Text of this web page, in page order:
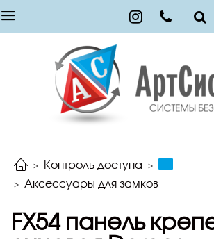
Контроль доступа
-
Аксессуары для замков
FX54 панель